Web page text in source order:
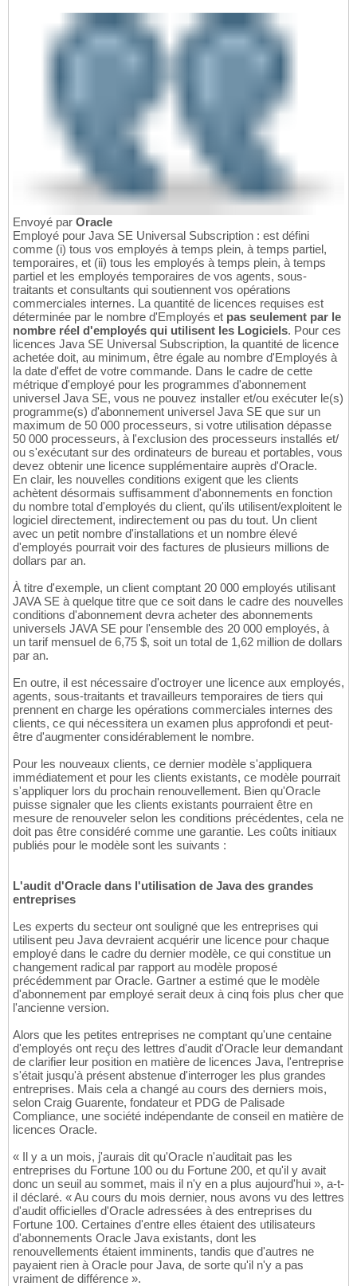
Envoyé par Oracle
Employé pour Java SE Universal Subscription : est défini
comme (i) tous vos employés à temps plein, à temps partiel,
temporaires, et (ii) tous les employés à temps plein, à temps
partiel et les employés temporaires de vos agents, sous-
traitants et consultants qui soutiennent vos opérations
commerciales internes. La quantité de licences requises est
déterminée par le nombre d'Employés et pas seulement par le
nombre réel d'employés qui utilisent les Logiciels. Pour ces
licences Java SE Universal Subscription, la quantité de licence
achetée doit, au minimum, être égale au nombre d'Employés à
la date d'effet de votre commande. Dans le cadre de cette
métrique d'employé pour les programmes d'abonnement
universel Java SE, vous ne pouvez installer et/ou exécuter le(s)
programme(s) d'abonnement universel Java SE que sur un
maximum de 50 000 processeurs, si votre utilisation dépasse
50 000 processeurs, à l'exclusion des processeurs installés et/
ou s'exécutant sur des ordinateurs de bureau et portables, vous
devez obtenir une licence supplémentaire auprès d'Oracle.
En clair, les nouvelles conditions exigent que les clients
achètent désormais suffisamment d'abonnements en fonction
du nombre total d'employés du client, qu'ils utilisent/exploitent le
logiciel directement, indirectement ou pas du tout. Un client
avec un petit nombre d'installations et un nombre élevé
d'employés pourrait voir des factures de plusieurs millions de
dollars par an.
À titre d'exemple, un client comptant 20 000 employés utilisant
JAVA SE à quelque titre que ce soit dans le cadre des nouvelles
conditions d'abonnement devra acheter des abonnements
universels JAVA SE pour l'ensemble des 20 000 employés, à
un tarif mensuel de 6,75 $, soit un total de 1,62 million de dollars
par an.
En outre, il est nécessaire d'octroyer une licence aux employés,
agents, sous-traitants et travailleurs temporaires de tiers qui
prennent en charge les opérations commerciales internes des
clients, ce qui nécessitera un examen plus approfondi et peut-
être d'augmenter considérablement le nombre.
Pour les nouveaux clients, ce dernier modèle s'appliquera
immédiatement et pour les clients existants, ce modèle pourrait
s'appliquer lors du prochain renouvellement. Bien qu'Oracle
puisse signaler que les clients existants pourraient être en
mesure de renouveler selon les conditions précédentes, cela ne
doit pas être considéré comme une garantie. Les coûts initiaux
publiés pour le modèle sont les suivants :
L'audit d'Oracle dans l'utilisation de Java des grandes
entreprises
Les experts du secteur ont souligné que les entreprises qui
utilisent peu Java devraient acquérir une licence pour chaque
employé dans le cadre du dernier modèle, ce qui constitue un
changement radical par rapport au modèle proposé
précédemment par Oracle. Gartner a estimé que le modèle
d'abonnement par employé serait deux à cinq fois plus cher que
l'ancienne version.
Alors que les petites entreprises ne comptant qu'une centaine
d'employés ont reçu des lettres d'audit d'Oracle leur demandant
de clarifier leur position en matière de licences Java, l'entreprise
s'était jusqu'à présent abstenue d'interroger les plus grandes
entreprises. Mais cela a changé au cours des derniers mois,
selon Craig Guarente, fondateur et PDG de Palisade
Compliance, une société indépendante de conseil en matière de
licences Oracle.
« Il y a un mois, j'aurais dit qu'Oracle n'auditait pas les
entreprises du Fortune 100 ou du Fortune 200, et qu'il y avait
donc un seuil au sommet, mais il n'y en a plus aujourd'hui », a-t-
il déclaré. « Au cours du mois dernier, nous avons vu des lettres
d'audit officielles d'Oracle adressées à des entreprises du
Fortune 100. Certaines d'entre elles étaient des utilisateurs
d'abonnements Oracle Java existants, dont les
renouvellements étaient imminents, tandis que d'autres ne
payaient rien à Oracle pour Java, de sorte qu'il n'y a pas
vraiment de différence ».